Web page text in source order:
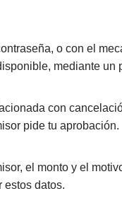
o con el
mediante un
con
pide tu aprobación.
el monto y el
estos datos.